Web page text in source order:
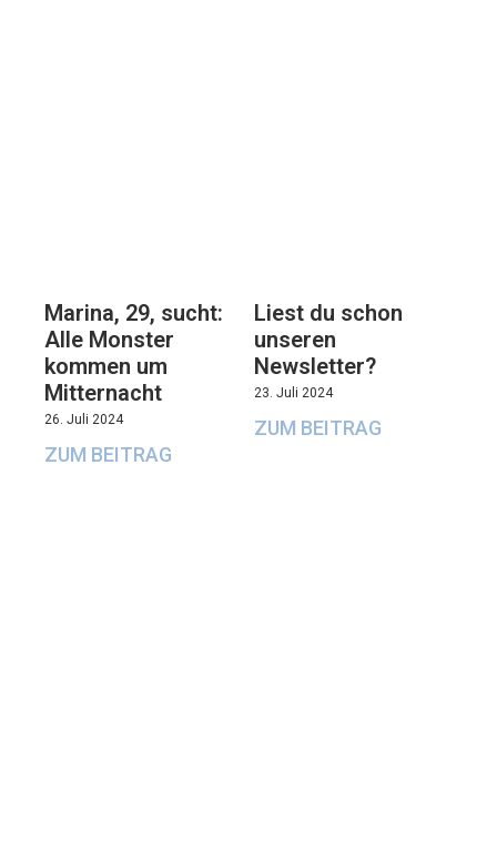
Marina, 29, sucht:
Alle Monster
kommen um
Mitternacht
26. Juli 2024
ZUM BEITRAG
Liest du schon
unseren
Newsletter?
23. Juli 2024
ZUM BEITRAG